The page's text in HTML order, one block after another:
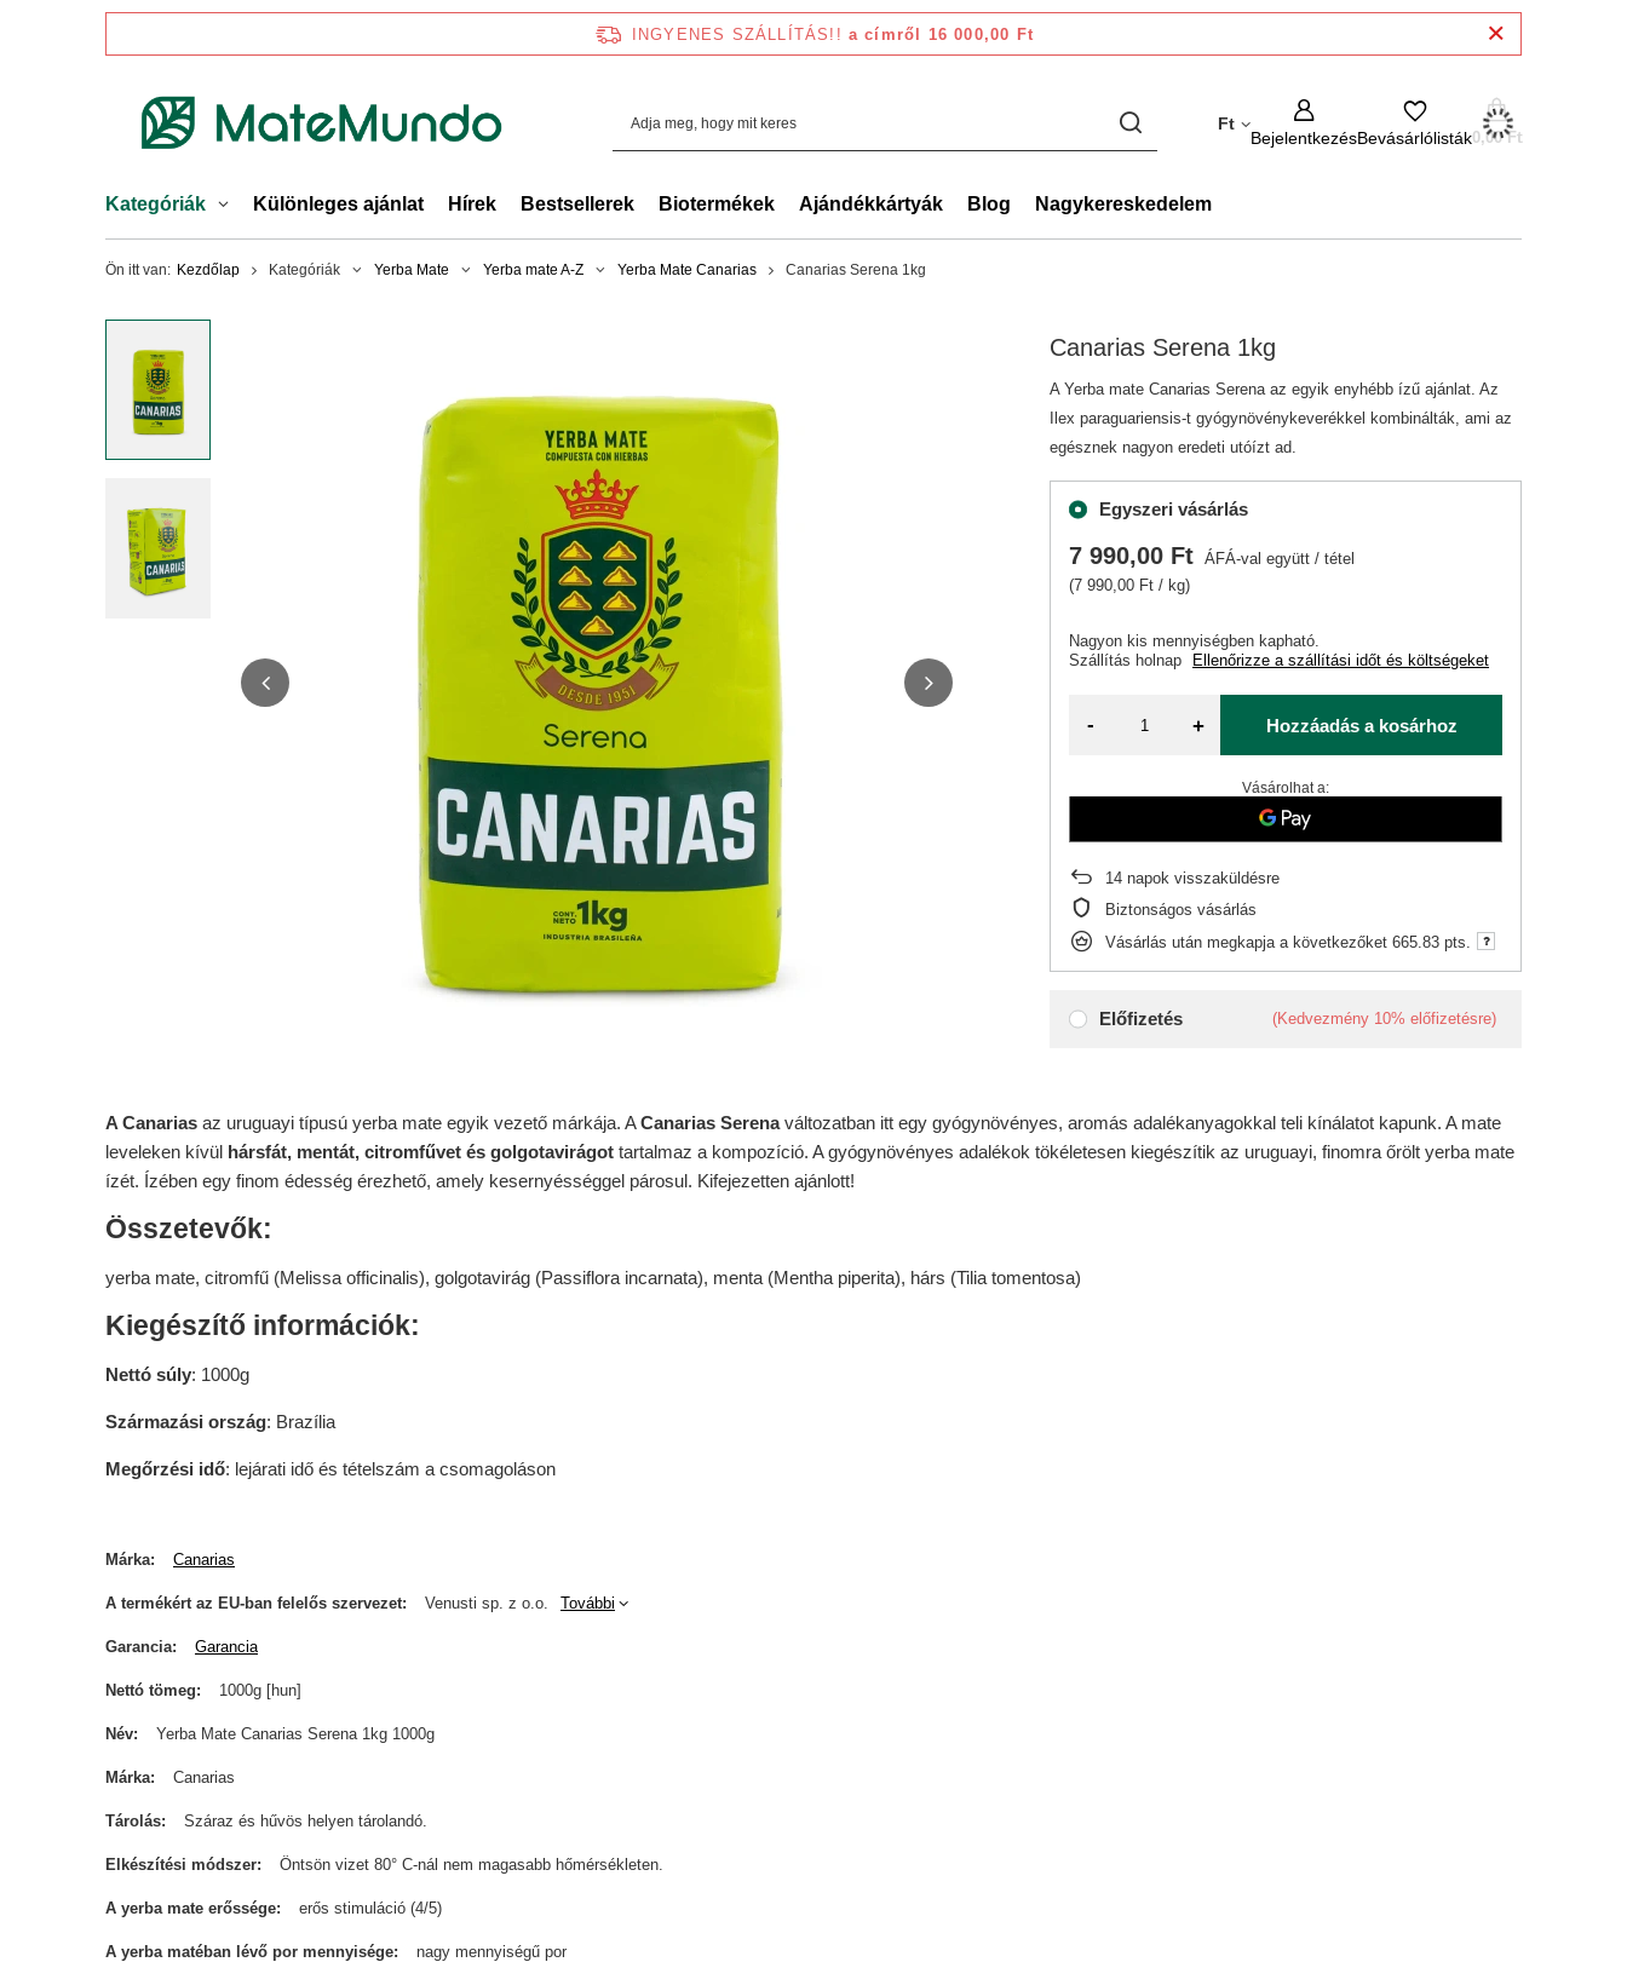
INGYENES SZÁLLÍTÁS!! a címről 16 000,00 Ft
Ft
BejelentkezésBevásárlólisták0,00 Ft
Kategóriák Különleges ajánlat Hírek Bestsellerek Biotermékek Ajándékkártyák Blog Nagykereskedelem
Ön itt van: Kezdőlap Kategóriák Yerba Mate Yerba mate A-Z Yerba Mate Canarias Canarias Serena 1kg
Canarias Serena 1kg
A Yerba mate Canarias Serena az egyik enyhébb ízű ajánlat. Az
Ilex paraguariensis-t gyógynövénykeverékkel kombinálták, ami az
egésznek nagyon eredeti utóízt ad.
Egyszeri vásárlás
Előfizetés (Kedvezmény 10% előfizetésre)
Nagyon kis mennyiségben kapható
Szállítás holnap Ellenőrizze a szállítási időt és költségeket
7 990,00 Ft ÁFÁ-val együtt /tétel
(7 990,00 Ft / kg)
- + Hozzáadás a kosárhoz
Vásárolhat a:
14 napok visszaküldésre
Biztonságos vásárlás
Vásárlás után megkapja a következőket665.83 pts.
A Canarias az uruguayi típusú yerba mate egyik vezető márkája. ACanarias Serenaváltozatban itt egy gyógynövényes, aromás adalékanyagokkal teli kínálatot kapunk. A mate
leveleken kívül hársfát, mentát, citromfűvet és golgotavirágot tartalmaz a kompozíció. A gyógynövényes adalékok tökéletesen kiegészítik az uruguayi, finomra őrölt yerba mate
ízét. Ízében egy finom édesség érezhető, amely kesernyésséggel párosul. Kifejezetten ajánlott!
Összetevők:
yerba mate, citromfű (Melissa officinalis), golgotavirág (Passiflora incarnata), menta (Mentha piperita), hárs (Tilia tomentosa)
Kiegészítő információk:
Nettó súly: 1000g
Származási ország: Brazília
Megőrzési idő: lejárati idő és tételszám a csomagoláson
Márka Canarias
A termékért az EU-ban felelős szervezet Venusti sp. z o.o. További
Garancia Garancia
Nettó tömeg 1000g [hun]
Név Yerba Mate Canarias Serena 1kg 1000g
Márka Canarias
Tárolás Száraz és hűvös helyen tárolandó.
Elkészítési módszer Öntsön vizet 80° C-nál nem magasabb hőmérsékleten.
A yerba mate erőssége erős stimuláció (4/5)
A yerba matéban lévő por mennyisége nagy mennyiségű por